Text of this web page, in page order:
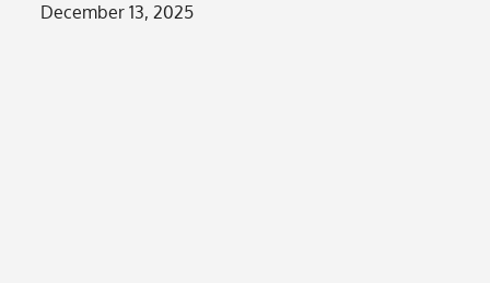
Posted
December 13, 2025